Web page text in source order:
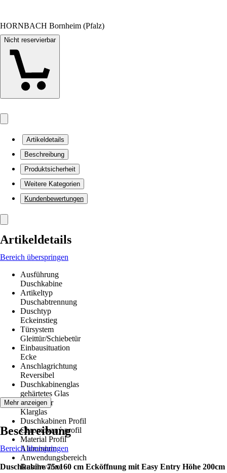
HORNBACH Bornheim (Pfalz)
Nicht reservierbar
Artikeldetails
Beschreibung
Produktsicherheit
Weitere Kategorien
Kundenbewertungen
Artikeldetails
Bereich überspringen
Ausführung
Duschkabine
Artikeltyp
Duschabtrennung
Duschtyp
Eckeinstieg
Türsystem
Gleittür/Schiebetür
Einbausituation
Ecke
Anschlagrichtung
Reversibel
Duschkabinenglas
gehärtetes Glas
Glasdekor
Klarglas
Duschkabinen Profil
Chromovaný profil
Material Profil
Aluminium
Anwendungsbereich
Duschwanne
Mehr anzeigen
Beschreibung
Bereich überspringen
Duschkabine 75x160 cm Ecköffnung mit Easy Entry Höhe 200cm